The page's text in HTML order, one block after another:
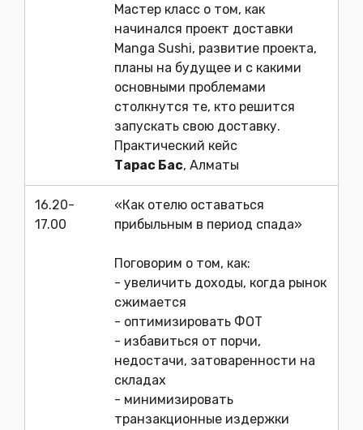
Мастер класс о том, как
начинался проект доставки
Manga Sushi, развитие проекта,
планы на будущее и с какими
основными проблемами
столкнутся те, кто решится
запускать свою доставку.
Практический кейс
Тарас Бас, Алматы
16.20-
17.00
«Как отелю оставаться
прибыльным в период спада»
Поговорим о том, как:
- увеличить доходы, когда рынок
сжимается
- оптимизировать ФОТ
- избавиться от порчи,
недостачи, затоваренности на
складах
- минимизировать
транзакционные издержки